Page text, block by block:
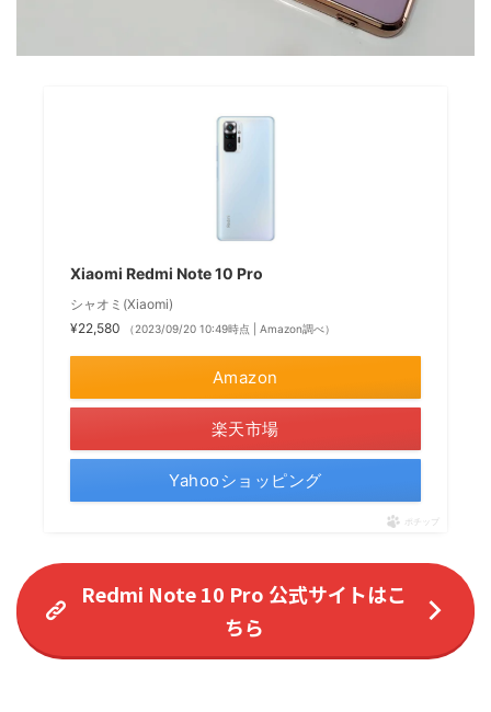
Xiaomi Redmi Note 10 Pro
シャオミ(Xiaomi)
¥22,580
（2023/09/20 10:49時点 | Amazon調べ）
Amazon
楽天市場
Yahooショッピング
ポチップ
Redmi Note 10 Pro 公式サイトはこ
ちら